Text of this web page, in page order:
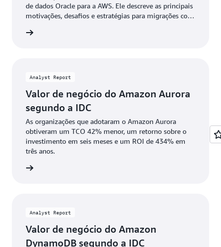
de dados Oracle para a AWS. Ele descreve as principais
motivações, desafios e estratégias para migrações com
licenciamento, oportunidades de modernização e
Analyst Report
Valor de negócio do Amazon Aurora
segundo a IDC
As organizações que adotaram o Amazon Aurora
obtiveram um TCO 42% menor, um retorno sobre o
investimento em seis meses e um ROI de 434% em
três anos.
Analyst Report
Valor de negócio do Amazon
DynamoDB segundo a IDC